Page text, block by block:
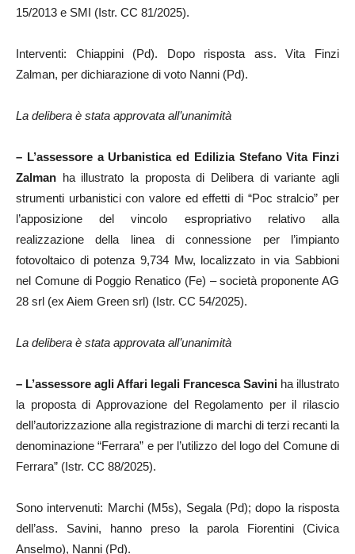
15/2013 e SMI (Istr. CC 81/2025).
Interventi: Chiappini (Pd). Dopo risposta ass. Vita Finzi
Zalman, per dichiarazione di voto Nanni (Pd).
La delibera è stata approvata all’unanimità
– L’assessore a Urbanistica ed Edilizia Stefano Vita Finzi
Zalman ha illustrato la proposta di Delibera di variante agli
strumenti urbanistici con valore ed effetti di “Poc stralcio” per
l’apposizione del vincolo espropriativo relativo alla
realizzazione della linea di connessione per l’impianto
fotovoltaico di potenza 9,734 Mw, localizzato in via Sabbioni
nel Comune di Poggio Renatico (Fe) – società proponente AG
28 srl (ex Aiem Green srl) (Istr. CC 54/2025).
La delibera è stata approvata all’unanimità
– L’assessore agli Affari legali Francesca Savini ha illustrato
la proposta di Approvazione del Regolamento per il rilascio
dell’autorizzazione alla registrazione di marchi di terzi recanti la
denominazione “Ferrara” e per l’utilizzo del logo del Comune di
Ferrara” (Istr. CC 88/2025).
Sono intervenuti: Marchi (M5s), Segala (Pd); dopo la risposta
dell’ass. Savini, hanno preso la parola Fiorentini (Civica
Anselmo), Nanni (Pd).